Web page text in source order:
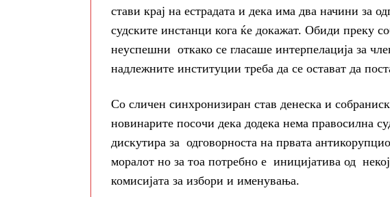
стави крај на естрадата и дека има два начини за
судските инстанци кога ќе докажат. Обиди преку
неуспешни откако се гласаше интерпелација за
надлежните институции треба да се остават да
Со сличен синхронизиран став денеска и
новинарите посочи дека додека нема правосилна
дискутира за одговорноста на првата
моралот но за тоа потребно е иницијатива од
комисијата за избори и именувања.